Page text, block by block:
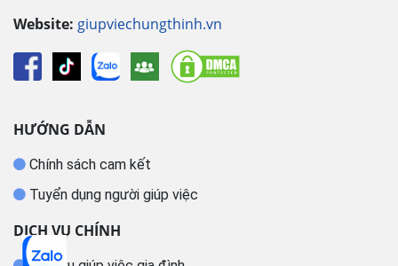
Website: giupviechungthinh.vn
HƯỚNG DẪN
Chính sách cam kết
Tuyển dụng người giúp việc
DỊCH VỤ CHÍNH